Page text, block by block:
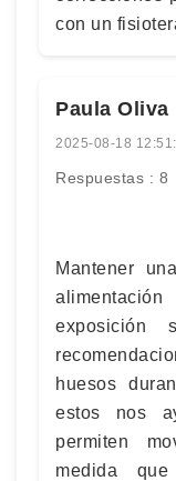
con un
Paula Oliva
2025-08-18
Respuestas : 8
Mantener
huesos
estos nos
permiten
medida